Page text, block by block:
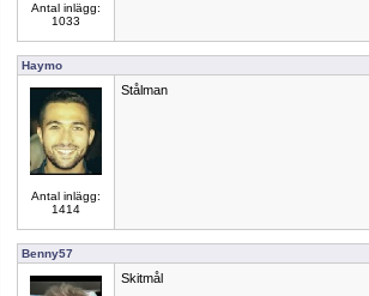
Antal inlägg:
1033
Haymo
Antal inlägg:
1414
Stålman
Benny57
Skitmål